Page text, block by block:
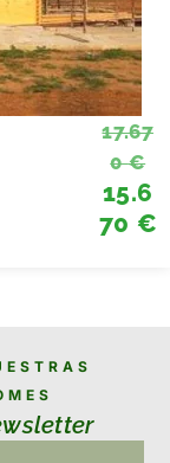
17.67
0€
15.6
70 €